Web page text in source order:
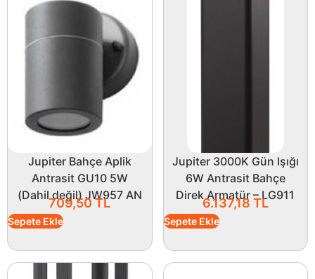
Jupiter Bahçe Aplik
Antrasit GU10 5W
(Dahil değil) JW957 AN
709,50TL
Sepete Ekle
Jupiter 3000K Gün Işığı
6W Antrasit Bahçe
Direk Armatür – LG911
6.137,18 TL
Sepete Ekle